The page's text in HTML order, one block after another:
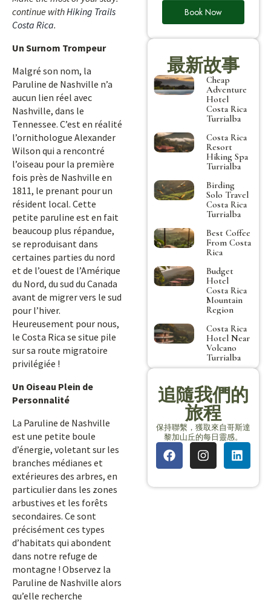
continue withHiking Trails
Costa Rica.
Un Surnom Trompeur
Malgré son nom, la
Paruline de Nashville n’a
aucun lien réel avec
Nashville, dans le
Tennessee. C’est en réalité
l’ornithologue Alexander
Wilson qui a rencontré
l’oiseau pour la première
fois près de Nashville en
1811, le prenant pour un
résident local. Cette
petite paruline est en fait
beaucoup plus répandue,
se reproduisant dans
certaines parties du nord
et de l’ouest de l’Amérique
du Nord, du sud du Canada
avant de migrer vers le sud
pour l’hiver.
Heureusement pour nous,
le Costa Rica se situe pile
sur sa route migratoire
privilégiée !
Un Oiseau Plein de
Personnalité
La Paruline de Nashville
est une petite boule
d’énergie, voletant sur les
branches médianes et
extérieures des arbres, en
particulier dans les zones
arbustives et les forêts
secondaires. Ce sont
précisément ces types
d’habitats qui abondent
dans notre refuge de
montagne ! Observez la
Paruline de Nashville alors
qu’elle recherche
Book Now
最新故事
Cheap
Adventure
Hotel
Costa Rica
Turrialba
Costa Rica
Resort
Hiking Spa
Turrialba
Birding
Solo Travel
Costa Rica
Turrialba
Best Coffee
From Costa
Rica
Budget
Hotel
Costa Rica
Mountain
Region
Costa Rica
Hotel Near
Volcano
Turrialba
追隨我們的
旅程
保持聯繫，獲取來自哥斯達
黎加山丘的每日靈感。